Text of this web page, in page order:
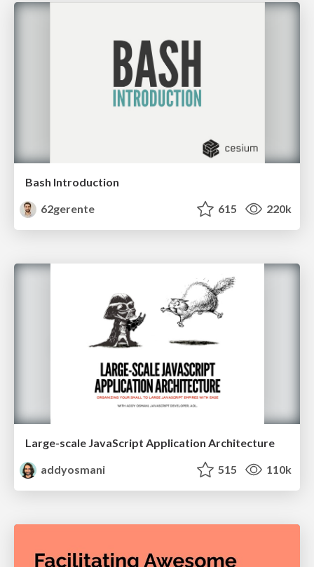
Bash Introduction
62gerente
615 220k
Large-scale JavaScript Application Architecture
addyosmani
515 110k